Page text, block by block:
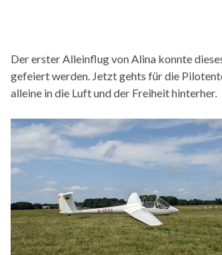
Der erster Alleinflug von Alina konnte
gefeiert werden. Jetzt gehts für die
alleine in die Luft und der Freiheit hinterher.